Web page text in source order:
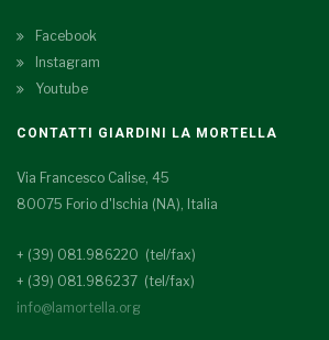
Facebook
Instagram
Youtube
CONTATTI GIARDINI LA MORTELLA
Via Francesco Calise, 45
80075 Forio d'Ischia (NA), Italia
+ (39) 081.986220 (tel/fax)
+ (39) 081.986237 (tel/fax)
info@lamortella.org